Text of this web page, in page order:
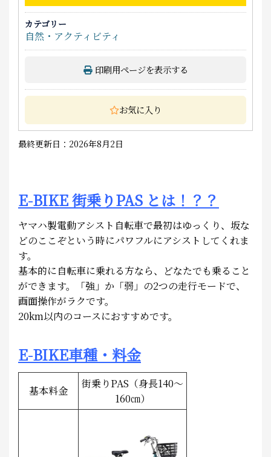
カテゴリー
自然・アクティビティ
印刷用ページを表示する
お気に入り
最終更新日：2026年8月2日
E-BIKE 街乗りPAS とは！？？
ヤマハ製電動アシスト自転車で最初はゆっくり、坂な
どのここぞという時にパワフルにアシストしてくれま
す。
基本的に自転車に乗れる方なら、どなたでも乗ること
ができます。「強」か「弱」の2つの走行モードで、
画面操作がラクです。
20km以内のコースにおすすめです。
E-BIKE車種・料金
基本料金
街乗りPAS（身長140～
160㎝）